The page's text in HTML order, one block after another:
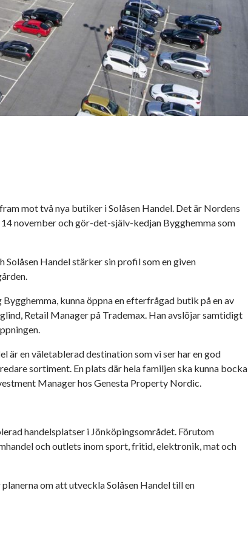
mot två nya butiker i Solåsen Handel. Det är Nordens
november och gör-det-själv-kedjan Bygghemma som
Handel stärker sin profil som en given
kunna öppna en efterfrågad butik på en av
Retail Manager på Trademax. Han avslöjar samtidigt
är en väletablerad destination som vi ser har en god
sortiment. En plats där hela familjen ska kunna bocka
Manager hos Genesta Property Nordic.
handelsplatser i Jönköpingsområdet. Förutom
och outlets inom sport, fritid, elektronik, mat och
om att utveckla Solåsen Handel till en